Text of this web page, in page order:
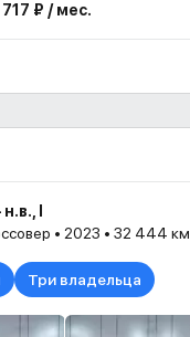
₽ / мес.
I
• 2023 • 32 444 км
Три владельца